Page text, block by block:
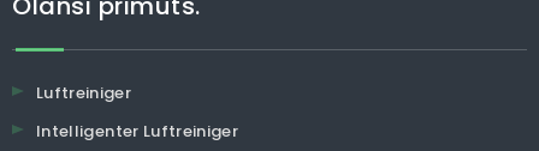
Luftreiniger
Intelligenter Luftreiniger